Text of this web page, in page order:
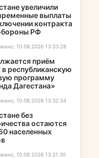
увеличили
выплаты
контракта
РФ
10.08.2026 13:33:28
приём
в республиканскую
программу
Дагестана»
10.08.2026 13:32:34
без
остаются
населенных
10.08.2026 13:31:30